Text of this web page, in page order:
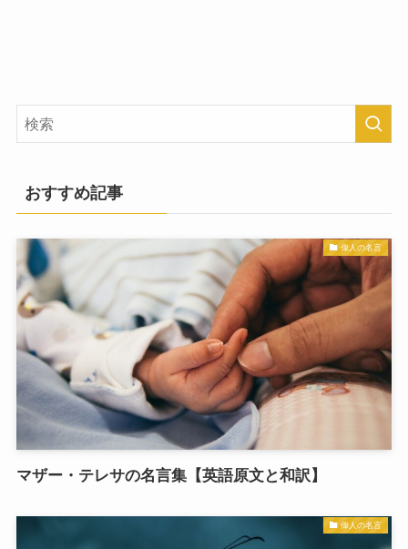
おすすめ記事
偉人の名言
マザー・テレサの名言集【英語原文と和訳】
偉人の名言